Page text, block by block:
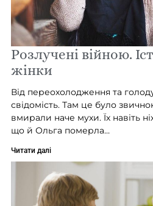
Розлучені війною.
жінки
Від переохолодження та
свідомість. Там це було
вмирали наче мухи. Їх навіть
що й Ольга померла…
Читати далі